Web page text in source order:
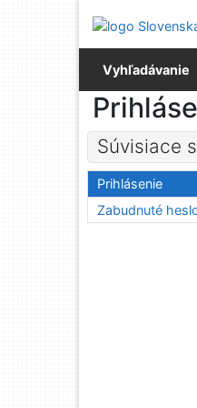
Prejsť na
Prehlásenie
Vyhľadávanie
Súvisiace
Prihlásenie
Zabudnuté